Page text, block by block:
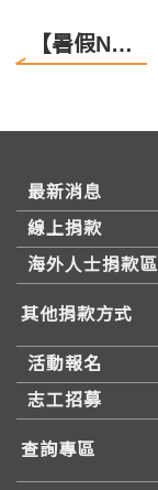
【暑假NERF情境式創意劇場要來了！】
最新消息
線上捐款
海外人士捐款區
其他捐款方式
活動報名
志工招募
查詢專區